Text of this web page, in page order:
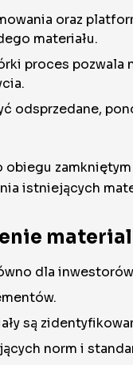
oraz
materiału.
proces pozwala
odsprzedane,
istniejących
dla
są
norm i